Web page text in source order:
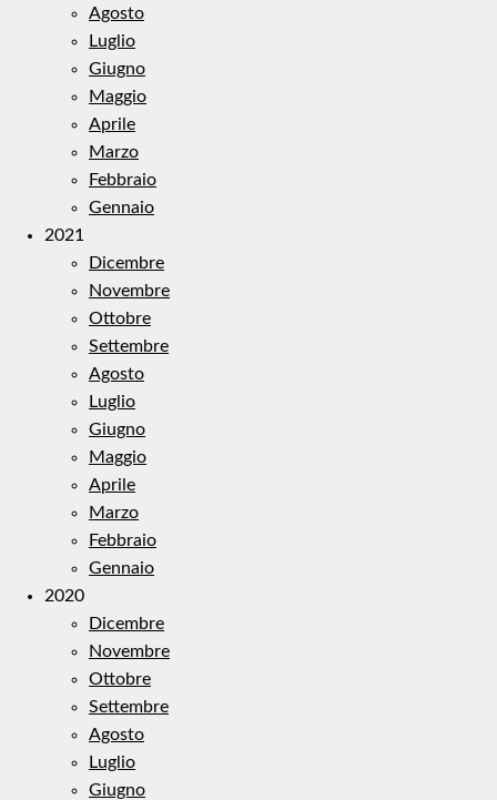
Agosto
Luglio
Giugno
Maggio
Aprile
Marzo
Febbraio
Gennaio
2021
Dicembre
Novembre
Ottobre
Settembre
Agosto
Luglio
Giugno
Maggio
Aprile
Marzo
Febbraio
Gennaio
2020
Dicembre
Novembre
Ottobre
Settembre
Agosto
Luglio
Giugno